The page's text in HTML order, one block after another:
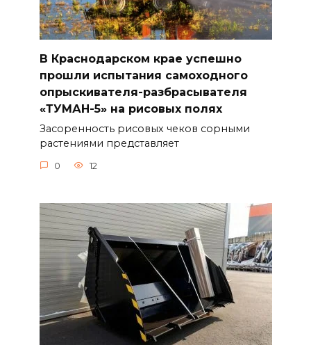
В Краснодарском крае успешно
прошли испытания самоходного
опрыскивателя-разбрасывателя
«ТУМАН-5» на рисовых полях
Засоренность рисовых чеков сорными
растениями представляет
0 12